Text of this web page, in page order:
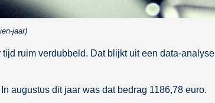
jaar)
ruim verdubbeld. Dat blijkt uit een data-analyse
augustus dit jaar was dat bedrag 1186,78 euro.